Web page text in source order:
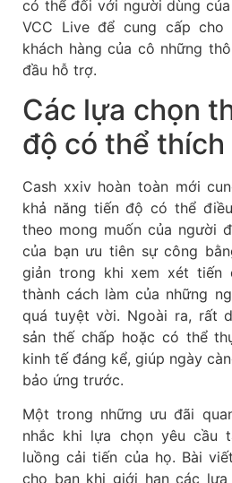
có thể đối với người dùng
VCC Live để cung cấp
khách hàng của cô những
đầu hỗ trợ.
Các lựa chọn
độ có thể thích
Cash xxiv hoàn toàn mới
khả năng tiến độ có thể
theo mong muốn của người
của bạn ưu tiên sự công
giản trong khi xem xét tiến
thành cách làm của những
quá tuyệt vời. Ngoài ra, rất
sản thế chấp hoặc có thể
kinh tế đáng kể, giúp ngày
bảo ứng trước.
Một trong những ưu đãi
nhắc khi lựa chọn yêu cầu
luồng cải tiến của họ. Bài
cho bạn khi giới hạn các